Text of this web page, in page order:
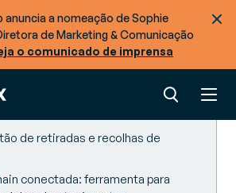
anuncia a nomeação de Sophie
de Marketing & Comunicação
o comunicado de imprensa
de retiradas e recolhas de
conectada: ferramenta para